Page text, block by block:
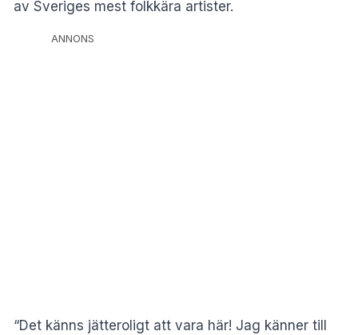
av Sveriges mest folkkära artister.
ANNONS
“Det känns jätteroligt att vara här! Jag känner till